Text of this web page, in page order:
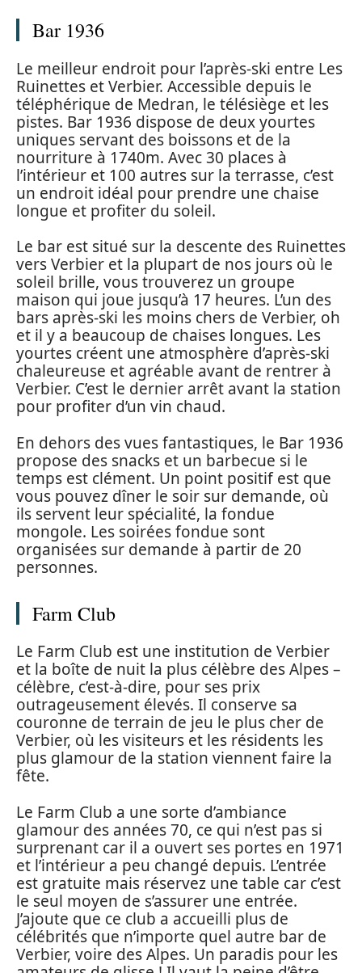
Bar 1936
Le meilleur endroit pour l’après-ski entre Les
Ruinettes et Verbier. Accessible depuis le
téléphérique de Medran, le télésiège et les
pistes. Bar 1936 dispose de deux yourtes
uniques servant des boissons et de la
nourriture à 1740m. Avec 30 places à
l’intérieur et 100 autres sur la terrasse, c’est
un endroit idéal pour prendre une chaise
longue et profiter du soleil.
Le bar est situé sur la descente des Ruinettes
vers Verbier et la plupart de nos jours où le
soleil brille, vous trouverez un groupe
maison qui joue jusqu’à 17 heures. L’un des
bars après-ski les moins chers de Verbier, oh
et il y a beaucoup de chaises longues. Les
yourtes créent une atmosphère d’après-ski
chaleureuse et agréable avant de rentrer à
Verbier. C’est le dernier arrêt avant la station
pour profiter d’un vin chaud.
En dehors des vues fantastiques, le Bar 1936
propose des snacks et un barbecue si le
temps est clément. Un point positif est que
vous pouvez dîner le soir sur demande, où
ils servent leur spécialité, la fondue
mongole. Les soirées fondue sont
organisées sur demande à partir de 20
personnes.
Farm Club
Le Farm Club est une institution de Verbier
et la boîte de nuit la plus célèbre des Alpes –
célèbre, c’est-à-dire, pour ses prix
outrageusement élevés. Il conserve sa
couronne de terrain de jeu le plus cher de
Verbier, où les visiteurs et les résidents les
plus glamour de la station viennent faire la
fête.
Le Farm Club a une sorte d’ambiance
glamour des années 70, ce qui n’est pas si
surprenant car il a ouvert ses portes en 1971
et l’intérieur a peu changé depuis. L’entrée
est gratuite mais réservez une table car c’est
le seul moyen de s’assurer une entrée.
J’ajoute que ce club a accueilli plus de
célébrités que n’importe quel autre bar de
Verbier, voire des Alpes. Un paradis pour les